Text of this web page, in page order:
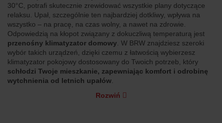
30°C, potrafi skutecznie zrewidować wszystkie plany dotyczące
relaksu. Upał, szczególnie ten najbardziej dotkliwy, wpływa na
wszystko – na pracę, na czas wolny, a nawet na zdrowie.
Odpowiedzią na kłopot związany z dokuczliwą temperaturą jest
przenośny klimatyzator domowy. W BRW znajdziesz szeroki
wybór takich urządzeń, dzięki czemu z łatwością wybierzesz
klimatyzator pokojowy dostosowany do Twoich potrzeb, który
schłodzi Twoje mieszkanie, zapewniając komfort i odrobinę
wytchnienia od letnich upałów.
Rozwiń